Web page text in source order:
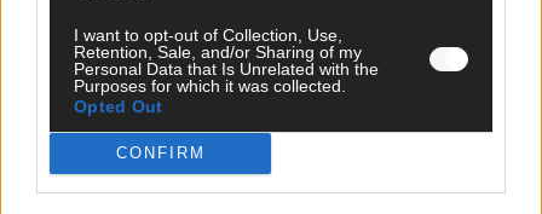
I want to opt-out of Collection, Use,
Retention, Sale, and/or Sharing of my
Personal Data that Is Unrelated with the
Purposes for which it was collected.
Opted Out
CONFIRM
FOLGE UNS BEI FACEBOOK
MEDIATHEK